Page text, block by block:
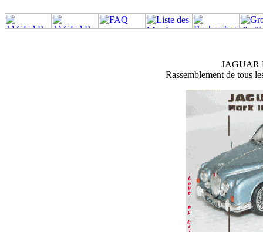
JAGUAR
Rassemblement de tous